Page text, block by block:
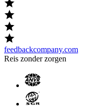
feedbackcompany.com
Reis zonder zorgen